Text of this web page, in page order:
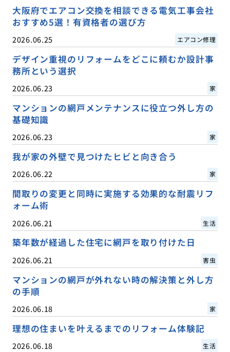
大阪府でエアコン交換を相談できる電気工事会社
おすすめ5選！有資格者の選び方
2026.06.25 エアコン修理
デザイン重視のリフォームをどこに頼むか設計事
務所という選択
2026.06.23 家
マンションの網戸メンテナンスに役立つ外し方の
基礎知識
2026.06.23 家
我が家の外壁で見つけたヒビと向き合う
2026.06.22 家
間取りの変更と同時に実施する効果的な耐震リフ
ォーム術
2026.06.21 生活
築年数が経過した住宅に網戸を取り付けた日
2026.06.21 害虫
マンションの網戸が外れない時の解決策と外し方
の手順
2026.06.18 家
理想の住まいを叶えるまでのリフォーム体験記
2026.06.18 生活